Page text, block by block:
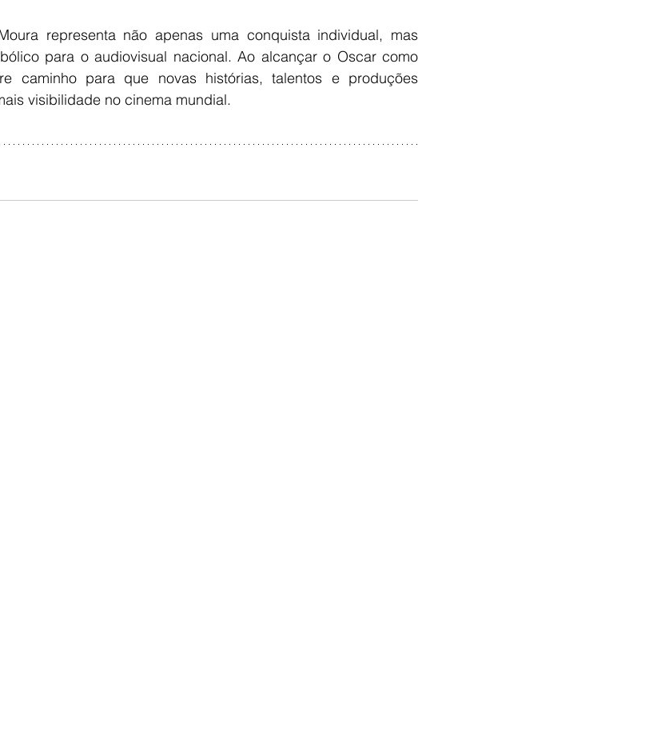
representa não apenas uma conquista individual, mas
para o audiovisual nacional. Ao alcançar o Oscar como
caminho para que novas histórias, talentos e produções
visibilidade no cinema mundial.